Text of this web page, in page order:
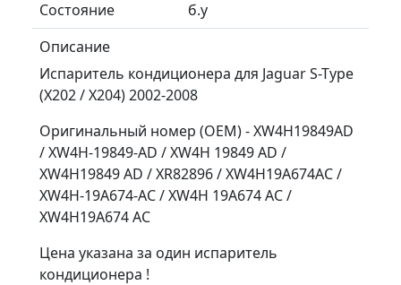
Состояние
б.у
Описание
Испаритель кондиционера для Jaguar S-Type
(X202 / X204) 2002-2008
Оригинальный номер (OEM) - XW4H19849AD
/ XW4H-19849-AD / XW4H 19849 AD /
XW4H19849 AD / XR82896 / XW4H19A674AC /
XW4H-19A674-AC / XW4H 19A674 AC /
XW4H19A674 AC
Цена указана за один испаритель
кондиционера !